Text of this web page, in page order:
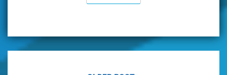
Beitragsnavigation